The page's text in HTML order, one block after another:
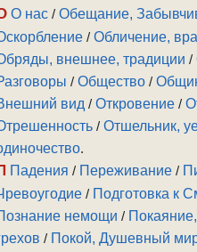
О нас /Обещание,
/Обличение,
внешнее, традиции /
/Общество /
вид /Откровение /
/Отшельник,
.
Падения / Переживание /
/ Подготовка к
немощи /
/ Покой, Душевный